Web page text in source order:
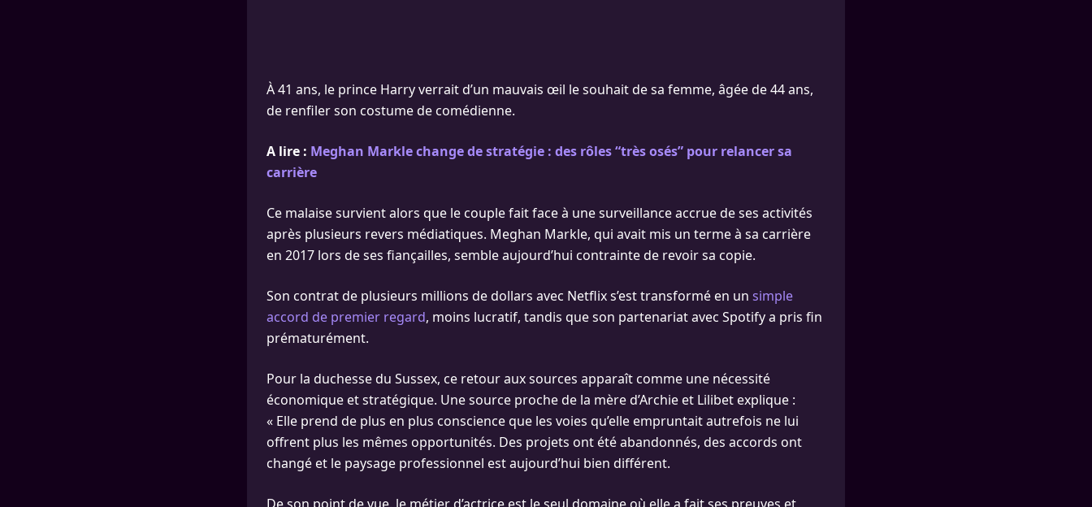
À 41 ans, le prince Harry verrait d’un mauvais œil le souhait de sa femme, âgée de 44 ans,
de renfiler son costume de comédienne.
A lire : Meghan Markle change de stratégie : des rôles “très osés” pour relancer sa
carrière
Ce malaise survient alors que le couple fait face à une surveillance accrue de ses activités
après plusieurs revers médiatiques. Meghan Markle, qui avait mis un terme à sa carrière
en 2017 lors de ses fiançailles, semble aujourd’hui contrainte de revoir sa copie.
Son contrat de plusieurs millions de dollars avec Netflix s’est transformé en un simple
accord de premier regard, moins lucratif, tandis que son partenariat avec Spotify a pris fin
prématurément.
Pour la duchesse du Sussex, ce retour aux sources apparaît comme une nécessité
économique et stratégique. Une source proche de la mère d’Archie et Lilibet explique :
« Elle prend de plus en plus conscience que les voies qu’elle empruntait autrefois ne lui
offrent plus les mêmes opportunités. Des projets ont été abandonnés, des accords ont
changé et le paysage professionnel est aujourd’hui bien différent.